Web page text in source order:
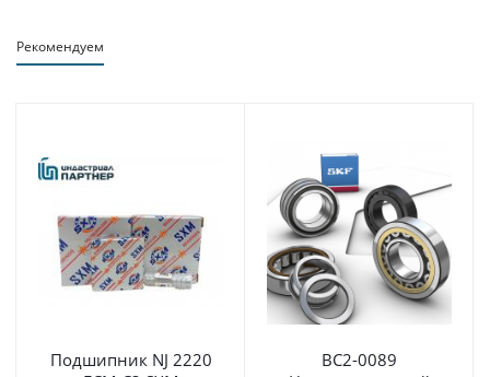
Рекомендуем
Подшипник NJ 2220
BC2-0089